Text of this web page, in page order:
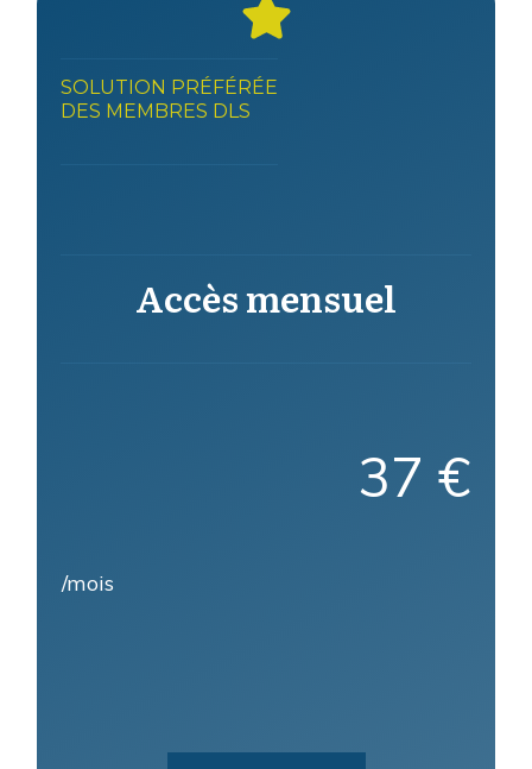
SOLUTION PRÉFÉRÉE
DES MEMBRES DLS
Accès mensuel
37 €
/mois